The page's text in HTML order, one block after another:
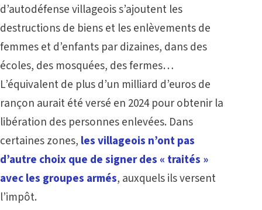
d’autodéfense villageois s’ajoutent les
destructions de biens et les enlèvements de
femmes et d’enfants par dizaines, dans des
écoles, des mosquées, des fermes…
L’équivalent de plus d’un milliard d’euros de
rançon aurait été versé en 2024 pour obtenir la
libération des personnes enlevées. Dans
certaines zones, les villageois n’ont pas
d’autre choix que de signer des « traités »
avec les groupes armés, auxquels ils versent
l’impôt.